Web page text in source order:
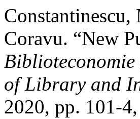
Coravu. “New
of Library and
2020, pp. 101-